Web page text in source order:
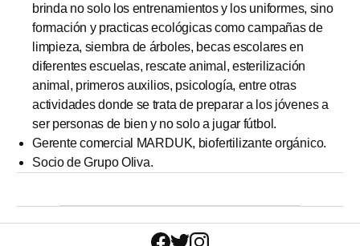
brinda no solo los entrenamientos y los uniformes, sino
formación y practicas ecológicas como campañas de
limpieza, siembra de árboles, becas escolares en
diferentes escuelas, rescate animal, esterilización
animal, primeros auxilios, psicología, entre otras
actividades donde se trata de preparar a los jóvenes a
ser personas de bien y no solo a jugar fútbol.
Gerente comercial MARDUK, biofertilizante orgánico.
Socio de Grupo Oliva.